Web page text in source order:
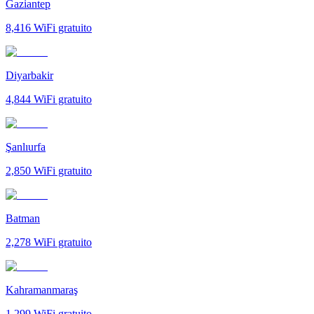
Gaziantep
8,416 WiFi gratuito
Diyarbakir
4,844 WiFi gratuito
Şanlıurfa
2,850 WiFi gratuito
Batman
2,278 WiFi gratuito
Kahramanmaraş